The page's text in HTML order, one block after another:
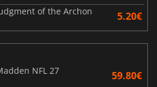
of the Archon 5.20€
NFL 27
59.80€